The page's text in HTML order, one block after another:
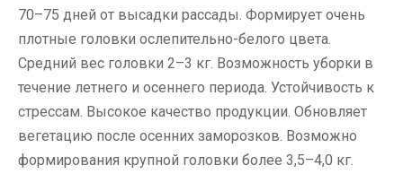
70–75 дней от высадки рассады. Формирует очень
плотные головки ослепительно-белого цвета.
Средний вес головки 2–3 кг. Возможность уборки в
течение летнего и осеннего периода. Устойчивость к
стрессам. Высокое качество продукции. Обновляет
вегетацию после осенних заморозков. Возможно
формирования крупной головки более 3,5–4,0 кг.